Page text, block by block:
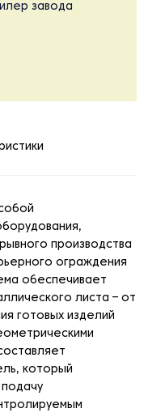
завода
производства
ограждения
обеспечивает
листа – от
готовых изделий
который